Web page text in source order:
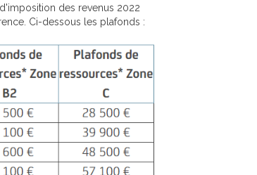
des revenus 2022
Ci-dessous les plafonds :